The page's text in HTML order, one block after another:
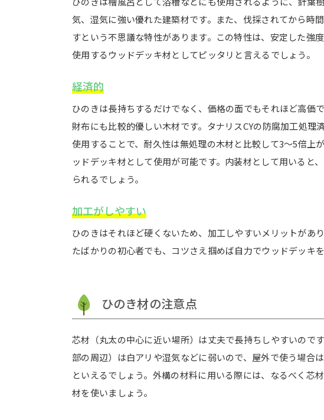
気、湿気に強い優れた建築材です。また、伐採されてから時
すという不思議な特性があります。この特性は、安定した強
使用するウッドデッキ材としてピッタリと言えるでしょう。
経済的
ひのきは長持ちするだけでなく、価格の面でもそれほど高価
財布にも比較的優しい木材です。タナリスCYの防腐加工処理
使用することで、耐久性は無処理の木材と比較して3〜5倍上
ッドデッキ材として使用が可能です。内装材として用いると
られるでしょう。
加工がしやすい
ひのきはそれほど硬くないため、加工しやすいメリットがあ
たばかりの初心者でも、コツさえ掴めば自力でウッドデッキを
ひのき材の注意点
芯材（丸太の中心に近い場所）は丈夫で長持ちしやすいので
部の周辺）は白アリや湿気などに弱いので、屋外で使う場合
といえるでしょう。外構の材料に用いる際には、なるべく芯
材を使いましょう。